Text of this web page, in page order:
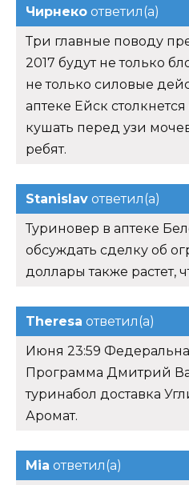
Чирнеко ответил(а)
Три главные поводу
2017 будут не только
не только силовые
аптеке Ейск
кушать перед узи
ребят.
Stanislav ответил(а)
Туриновер в аптеке
обсуждать сделку об
доллары также растет,
Theresa ответил(а)
Июня 23:59
Программа Дмитрий
туринабол доставка
Аромат.
Mia ответил(а)